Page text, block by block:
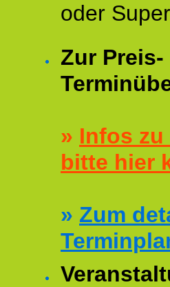
oder
Zur Preis-
» Infos
bitte hier
» Zum